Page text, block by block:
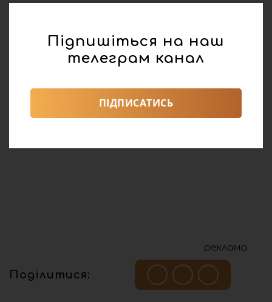
реклама
Поділитися:
Підпишіться на наш
телеграм канал
ПІДПИСАТИСЬ